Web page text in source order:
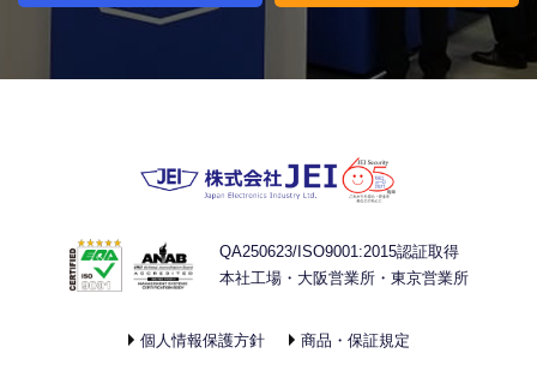
QA250623/ISO9001:2015認証取得
本社工場・大阪営業所・東京営業所
個人情報保護方針 商品・保証規定